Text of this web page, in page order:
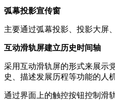
弧幕投影宣传窗
主要通过弧幕投影、投影大屏
互动滑轨屏建立历史时间轴
采用互动滑轨屏的形式来展示
史、描述发展历程等功能的人
通过界面上的触控按钮控制滑